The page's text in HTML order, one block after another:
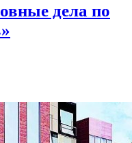
дела по